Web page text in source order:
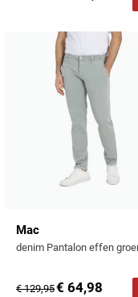
Mac
€ 129,95€ 64,98